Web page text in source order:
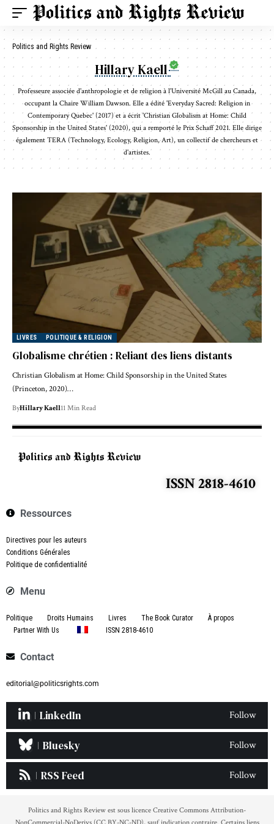
Politics and Rights Review
Hillary Kaell
Professeure associée d'anthropologie et de religion à l'Université McGill au Canada,
occupant la Chaire William Dawson. Elle a édité 'Everyday Sacred: Religion in
Contemporary Quebec' (2017) et a écrit 'Christian Globalism at Home: Child
Sponsorship in the United States' (2020), qui a remporté le Prix Schaff 2021. Elle dirige
également TERA (Technology, Ecology, Religion, Art), un collectif de chercheurs et
d'artistes.
LIVRES POLITIQUE & RELIGION
Globalisme chrétien : Reliant des liens distants
Christian Globalism at Home: Child Sponsorship in the United States
(Princeton, 2020)…
ByHillary Kaell11 Min Read
ISSN 2818-4610
Ressources
Directives pour les auteurs
Conditions Générales
Politique de confidentialité
Menu
Politique Droits Humains Livres The Book Curator
À propos
Partner With Us
ISSN 2818-4610
Contact
editorial@politicsrights.com
LinkedIn Follow
Bluesky Follow
RSS Feed Follow
Politics and Rights Review est sous licence Creative Commons Attribution-